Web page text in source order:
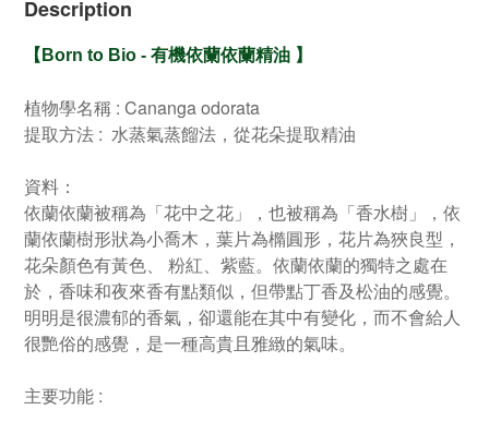
Description
【 Born to Bio - 有機依蘭依蘭精油 】
植物學名稱 : Cananga odorata
提取方法 : 水蒸氣蒸餾法，從花朵提取精油
資料：
依蘭依蘭被稱為「花中之花」，也被稱為「香水樹」，依
蘭依蘭樹形狀為小喬木，葉片為橢圓形，花片為狹良型，
花朵顏色有黃色、 粉紅、紫藍。依蘭依蘭的獨特之處在
於，香味和夜來香有點類似，但帶點丁香及松油的感覺。
明明是很濃郁的香氣，卻還能在其中有變化，而不會給人
很艷俗的感覺，是一種高貴且雅緻的氣味。
主要功能 :